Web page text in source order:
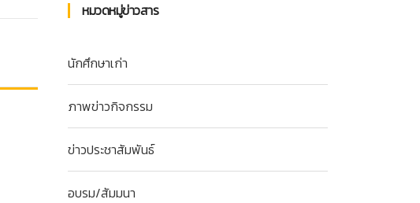
หมวดหมู่ข่าวสาร
นักศึกษาเก่า
ภาพข่าวกิจกรรม
ข่าวประชาสัมพันธ์
อบรม/สัมมนา